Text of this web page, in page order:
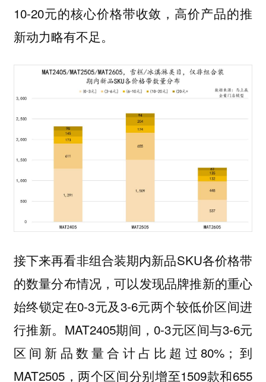
10-20元的核心价格带收敛，高价产品的推
新动力略有不足。
接下来再看非组合装期内新品SKU各价格带
的数量分布情况，可以发现品牌推新的重心
始终锁定在0-3元及3-6元两个较低价区间进
行推新。MAT2405期间，0-3元区间与3-6元
区间新品数量合计占比超过80%；到
MAT2505，两个区间分别增至1509款和655